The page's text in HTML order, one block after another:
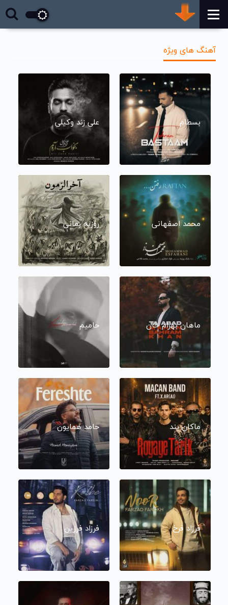
آهنگ های ویژه
بسطام علی زند وکیلی
محمد اصفهانی روزبه بمانی
ماهان بهرام خان حامیم
ماکان بند حامد همایون
فرزاد فرخ فرزاد فرزین